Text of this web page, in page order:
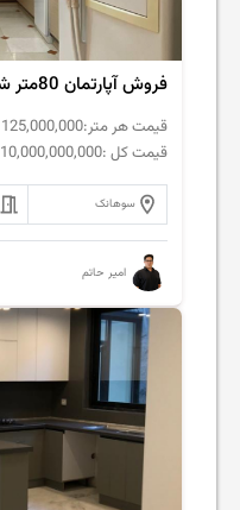
فروش آپارتمان 80متر شهرک لاله به قیمت رسیده
قیمت هر متر:125,000,000
قیمت کل :10,000,000,000
سوهانک
امیر حاتم